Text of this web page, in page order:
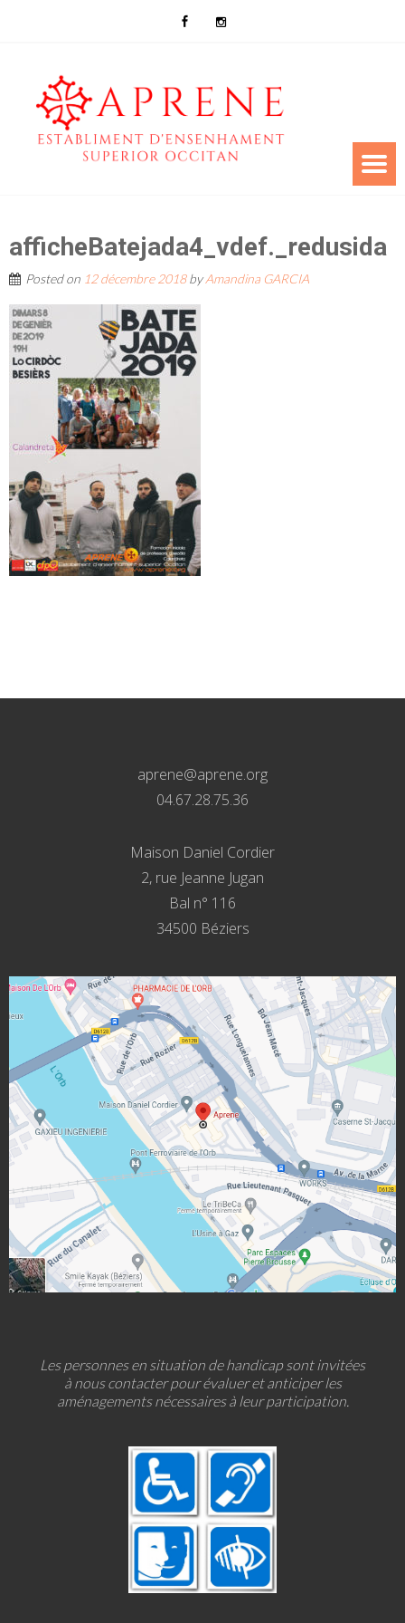
afficheBatejada4_vdef._redusida
Posted on 12 décembre 2018byAmandina GARCIA
aprene@aprene.org
04.67.28.75.36
Maison Daniel Cordier
2, rue Jeanne Jugan
Bal n° 116
34500 Béziers
Les personnes en situation de handicap sont invitées
à nous contacter pour évaluer et anticiper les
aménagements nécessaires à leur participation.